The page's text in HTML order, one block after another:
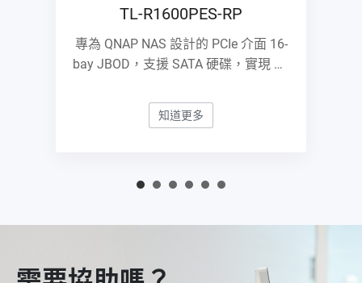
TL-R1600PES-RP
專為 QNAP NAS 設計的 PCIe 介面 16-
bay JBOD，支援 SATA 硬碟，實現 PB
知道更多